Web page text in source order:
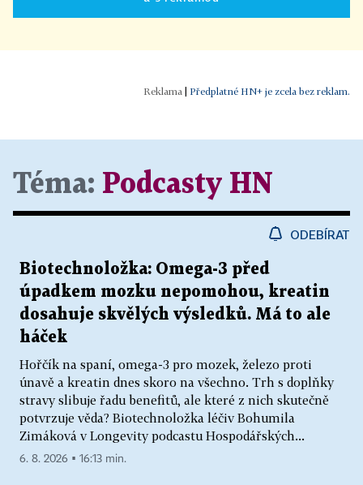
Předplatné HN+ je zcela bez reklam.
Téma: Podcasty HN
ODEBÍRAT
Biotechnoložka: Omega-3 před
úpadkem mozku nepomohou, kreatin
dosahuje skvělých výsledků. Má to ale
háček
Hořčík na spaní, omega-3 pro mozek, železo proti
únavě a kreatin dnes skoro na všechno. Trh s doplňky
stravy slibuje řadu benefitů, ale které z nich skutečně
potvrzuje věda? Biotechnoložka léčiv Bohumila
Zimáková v Longevity podcastu Hospodářských...
6. 8. 2026 ▪ 16:13 min.